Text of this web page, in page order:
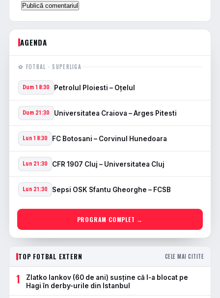
AGENDA
⚽ FOTBAL · SUPERLIGA
Dum 18:30 Petrolul Ploiesti – Oţelul
Dum 21:30 Universitatea Craiova – Arges Pitesti
Lun 18:30 FC Botosani – Corvinul Hunedoara
Lun 21:30 CFR 1907 Cluj – Universitatea Cluj
Lun 21:30 Sepsi OSK Sfantu Gheorghe – FCSB
PROGRAM COMPLET →
TOP FOTBAL EXTERN CELE MAI CITITE
1
Zlatko Iankov (60 de ani) susține că l-a blocat pe
Hagi în derby-urile din Istanbul